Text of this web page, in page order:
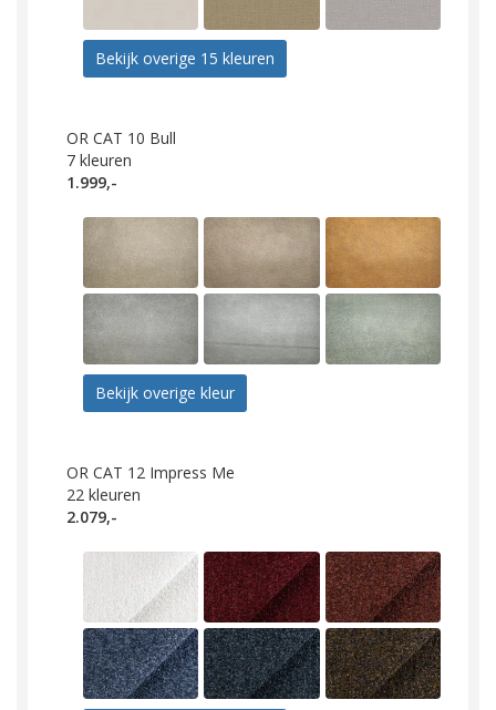
Bekijk overige 15 kleuren
OR CAT 10 Bull
7 kleuren
1.999,-
Bekijk overige kleur
OR CAT 12 Impress Me
22 kleuren
2.079,-